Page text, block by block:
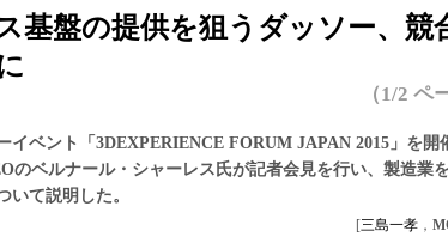
IIFES
TECHNO-FRONTIER
人テク展
VR／AR
フィールドサービス
組み込みモデリング
モビリティ
基盤の提供を狙うダッソー、競
（1/2 ペ
イベント「3DEXPERIENCE FORUM JAPAN 2015」を開
のベルナール・シャーレス氏が記者会見を行い、製造業
いて説明した。
[三島一孝 ，